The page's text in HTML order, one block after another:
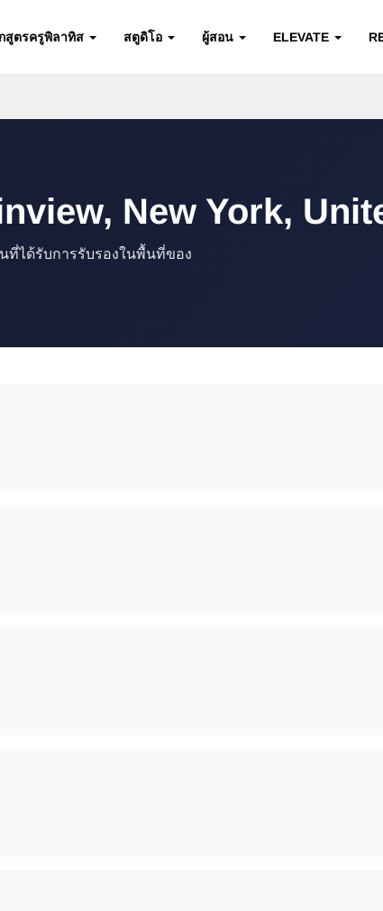
สูตรครูพิลาทิส สตูดิโอ ผู้สอน ELEVATE
New York,
ที่ได้รับการรับรองในพื้นที่ของ